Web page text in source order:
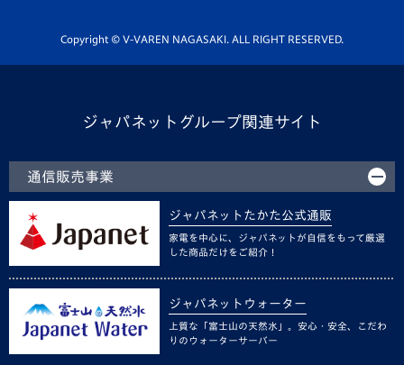
ホームタウン活動
Copyright © V-VAREN NAGASAKI. ALL RIGHT RESERVED.
ジャパネットグループ関連サイト
通信販売事業
ジャパネットたかた公式通販
家電を中心に、ジャパネットが自信をもって厳選
した商品だけをご紹介！
ジャパネットウォーター
上質な「富士山の天然水」。安心・安全、こだわ
りのウォーターサーバー